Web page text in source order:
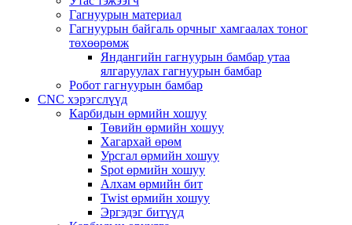
Гагнуурын материал
Гагнуурын байгаль орчныг хамгаалах тоног
төхөөрөмж
Яндангийн гагнуурын бамбар утаа
ялгаруулах гагнуурын бамбар
Робот гагнуурын бамбар
CNC хэрэгслүүд
Карбидын өрмийн хошуу
Төвийн өрмийн хошуу
Хагархай өрөм
Урсгал өрмийн хошуу
Spot өрмийн хошуу
Алхам өрмийн бит
Twist өрмийн хошуу
Эргэдэг битүүд